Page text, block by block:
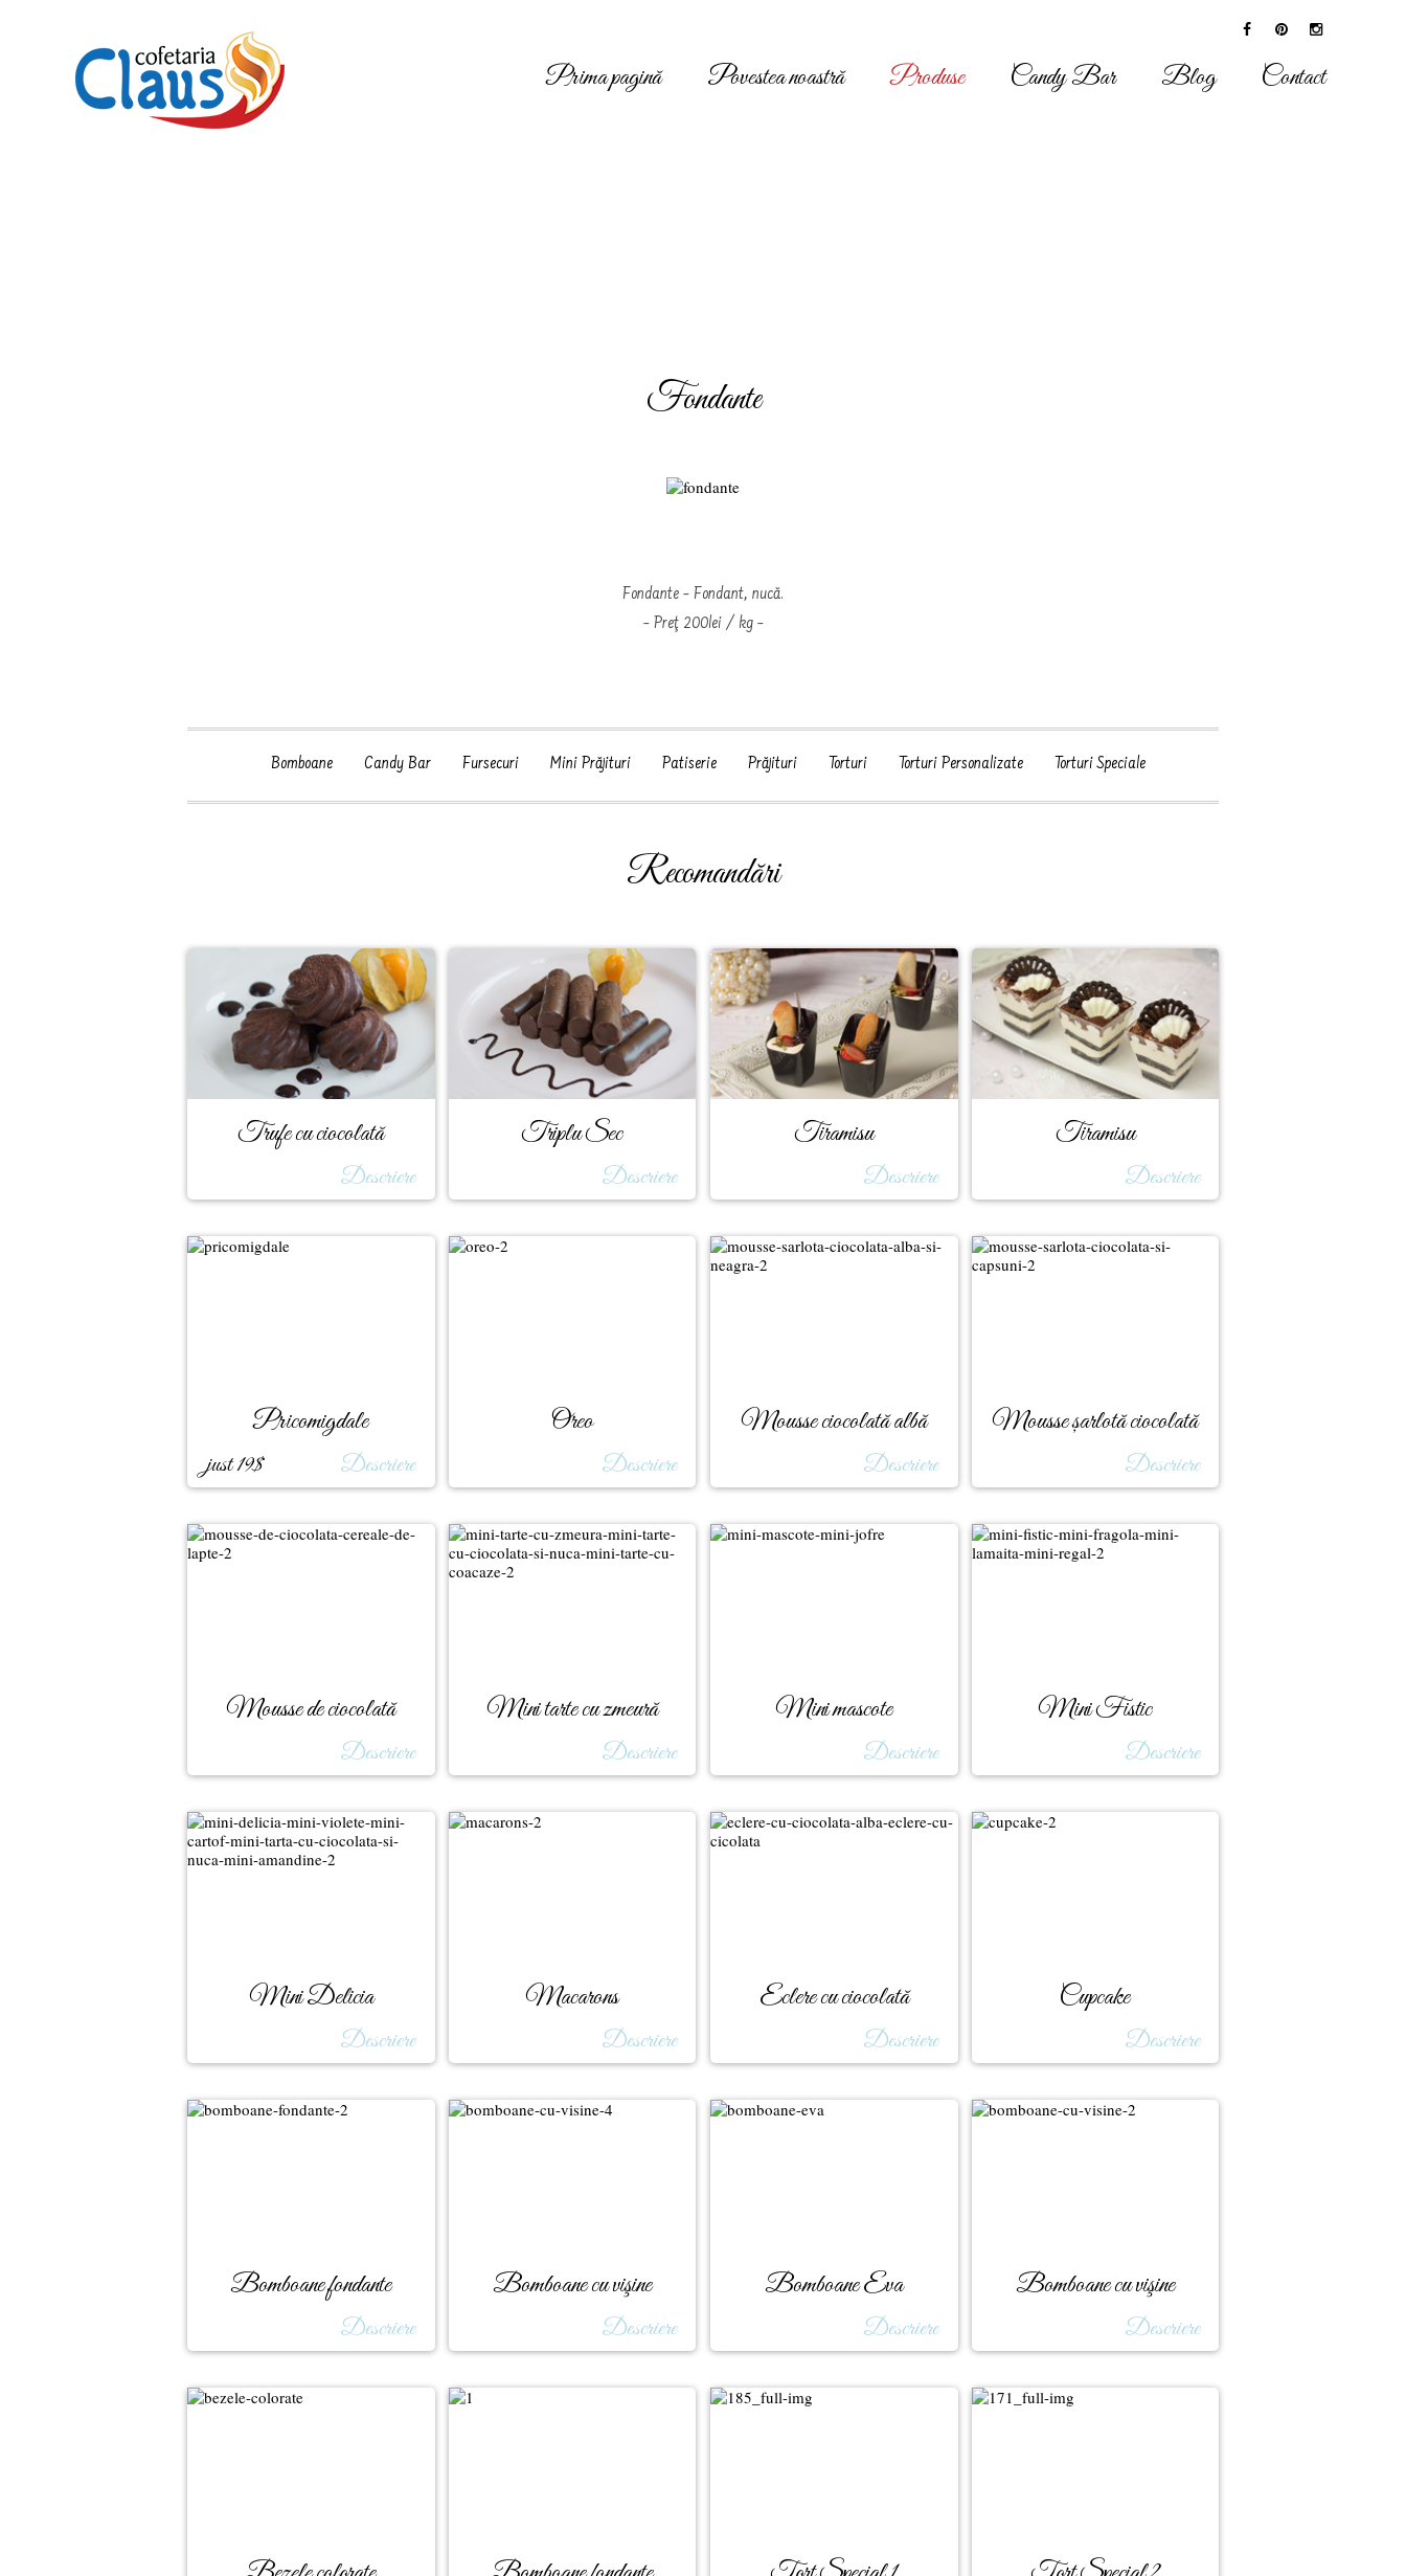
Prima pagină Povestea noastră Produse Candy Bar Blog Contact
Fondante
Fondante – Fondant, nucă.
– Preţ 200lei / kg –
Bomboane Candy Bar Fursecuri Mini Prăjituri Patiserie Prăjituri Torturi Torturi Personalizate Torturi Speciale
Recomandări
Trufe cu ciocolată
Descriere
Triplu Sec
Descriere
Tiramisu
Descriere
Tiramisu
Descriere
Pricomigdale
just 19$ Descriere
Oreo
Descriere
Mousse ciocolată albă
Descriere
Mousse șarlotă ciocolată
Descriere
Mousse de ciocolată
Descriere
Mini tarte cu zmeură
Descriere
Mini mascote
Descriere
Mini Fistic
Descriere
Mini Delicia
Descriere
Macarons
Descriere
Eclere cu ciocolată
Descriere
Cupcake
Descriere
Bomboane fondante
Descriere
Bomboane cu vişine
Descriere
Bomboane Eva
Descriere
Bomboane cu vişine
Descriere